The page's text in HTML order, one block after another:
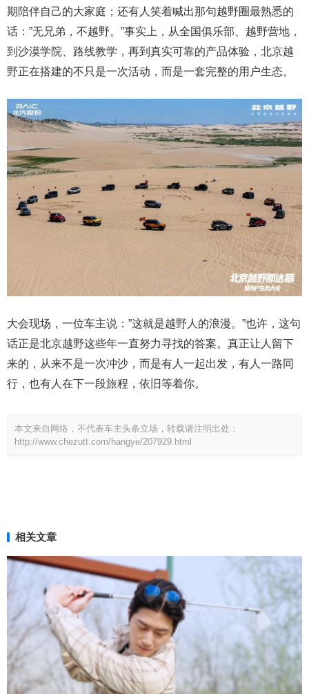
期陪伴自己的大家庭；还有人笑着喊出那句越野圈最熟悉的
话：”无兄弟，不越野。”事实上，从全国俱乐部、越野营地，
到沙漠学院、路线教学，再到真实可靠的产品体验，北京越
野正在搭建的不只是一次活动，而是一套完整的用户生态。
大会现场，一位车主说：”这就是越野人的浪漫。”也许，这句
话正是北京越野这些年一直努力寻找的答案。真正让人留下
来的，从来不是一次冲沙，而是有人一起出发，有人一路同
行，也有人在下一段旅程，依旧等着你。
本文来自网络，不代表车主头条立场，转载请注明出处：
http://www.chezutt.com/hangye/207929.html
相关文章